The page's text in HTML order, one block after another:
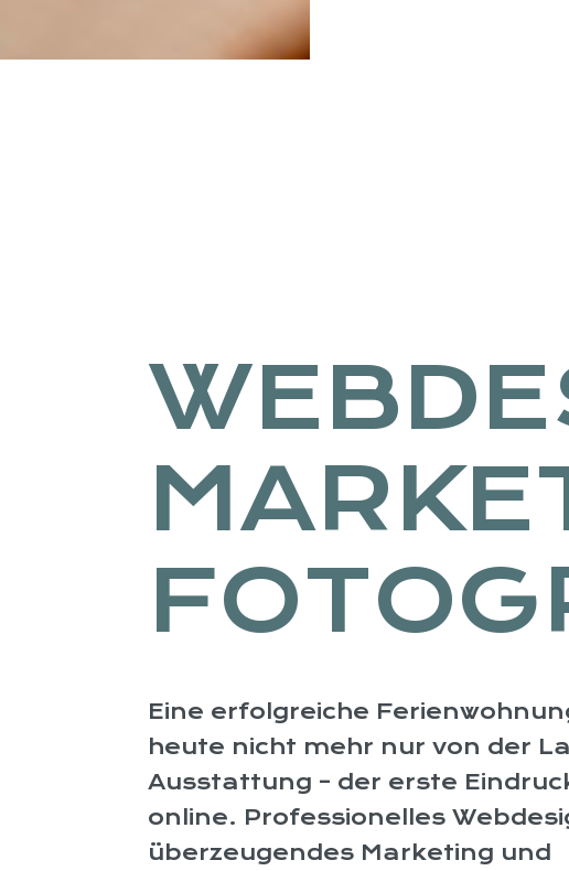
Eine erfolgreiche
heute nicht mehr nur von der
Ausstattung – der erste
online. Professionelles
überzeugendes Marketing und